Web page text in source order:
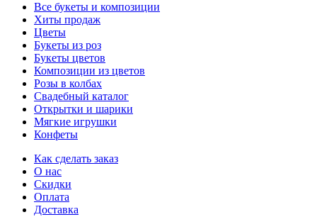
Все букеты и композиции
Хиты продаж
Цветы
Букеты из роз
Букеты цветов
Композиции из цветов
Розы в колбах
Свадебный каталог
Открытки и шарики
Мягкие игрушки
Конфеты
Как сделать заказ
О нас
Скидки
Оплата
Доставка